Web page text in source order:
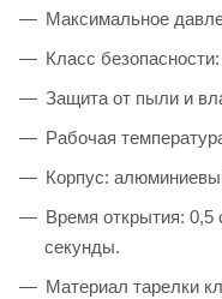
Максимальное
Класс
Защита от пыли и
Рабочая
Корпус:
Время открытия: 0,5
секунды.
Материал тарелки